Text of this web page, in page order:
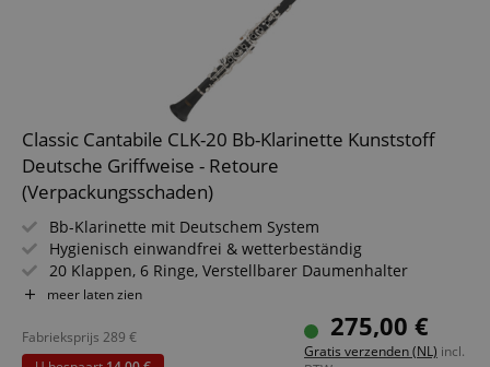
Classic Cantabile CLK-20 Bb-Klarinette Kunststoff
Deutsche Griffweise - Retoure
(Verpackungsschaden)
Bb-Klarinette mit Deutschem System
Hygienisch einwandfrei & wetterbeständig
20 Klappen, 6 Ringe, Verstellbarer Daumenhalter
Original Pisoni Polster aus Italien
Korpus: Ebonit in Echtholzstil; Mechanik: Versilbert
Inkl. Mundstück, Koffer & Pflegezubehör
Hinweis: Kein deutsches Standard-Mundstück im
meer laten zien
275,00 €
Gratis verzenden (NL) incl.
Fabrieksprijs 289 €